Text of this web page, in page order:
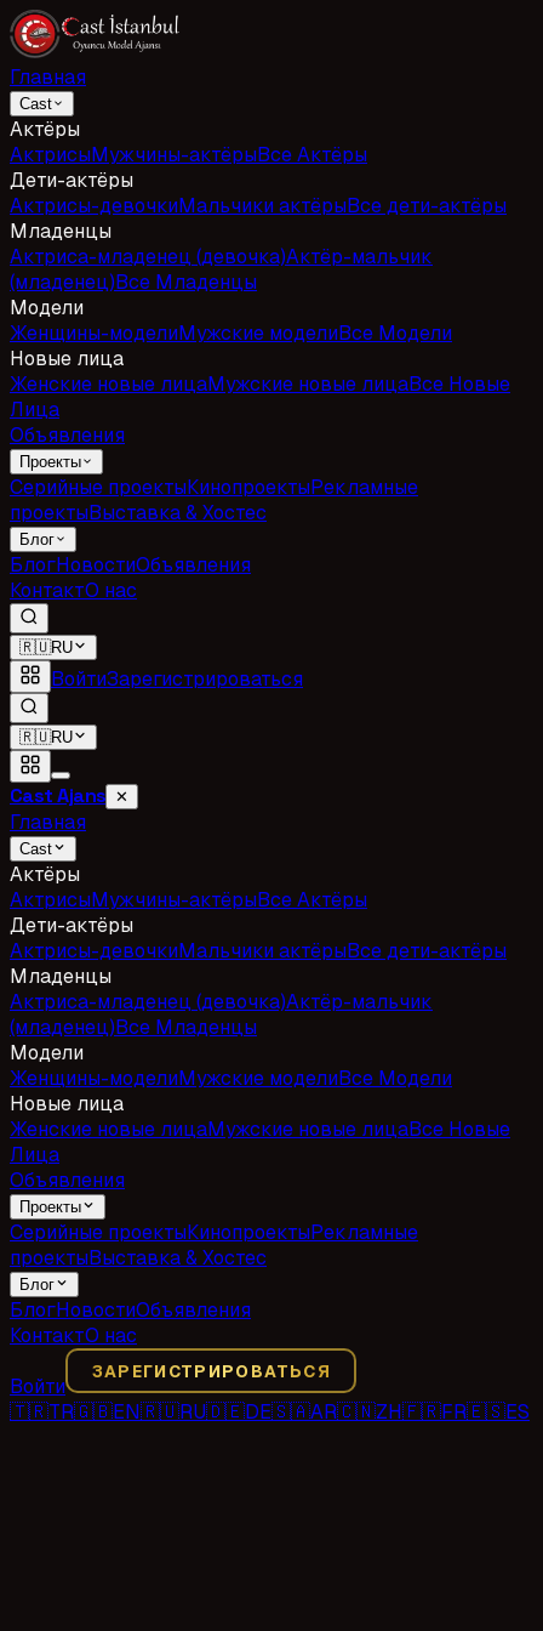
Главная
Cast
Актёры
АктрисыМужчины-актёрыВсе Актёры
Дети-актёры
Актрисы-девочкиМальчики актёрыВсе дети-актёры
Младенцы
Актриса-младенец (девочка)Актёр-мальчик
(младенец)Все Младенцы
Модели
Женщины-моделиМужские моделиВсе Модели
Новые лица
Женские новые лицаМужские новые лицаВсе Новые
Лица
Объявления
Проекты
Серийные проектыКинопроектыРекламные
проектыВыставка & Хостес
Блог
БлогНовостиОбъявления
КонтактО нас
🇷🇺RU
ВойтиЗарегистрироваться
🇷🇺RU
Cast Ajans ✕
Главная
Cast
Актёры
АктрисыМужчины-актёрыВсе Актёры
Дети-актёры
Актрисы-девочкиМальчики актёрыВсе дети-актёры
Младенцы
Актриса-младенец (девочка)Актёр-мальчик
(младенец)Все Младенцы
Модели
Женщины-моделиМужские моделиВсе Модели
Новые лица
Женские новые лицаМужские новые лицаВсе Новые
Лица
Объявления
Проекты
Серийные проектыКинопроектыРекламные
проектыВыставка & Хостес
Блог
БлогНовостиОбъявления
КонтактО нас
Войти
ЗАРЕГИСТРИРОВАТЬСЯ
🇹🇷TR🇬🇧EN🇷🇺RU🇩🇪DE🇸🇦AR🇨🇳ZH🇫🇷FR🇪🇸ES